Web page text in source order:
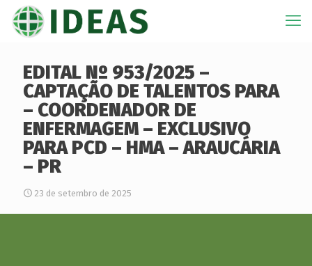
EDITAL Nº 953/2025 –
CAPTAÇÃO DE TALENTOS PARA
– COORDENADOR DE
ENFERMAGEM – EXCLUSIVO
PARA PCD – HMA – ARAUCÁRIA
– PR
23 de setembro de 2025